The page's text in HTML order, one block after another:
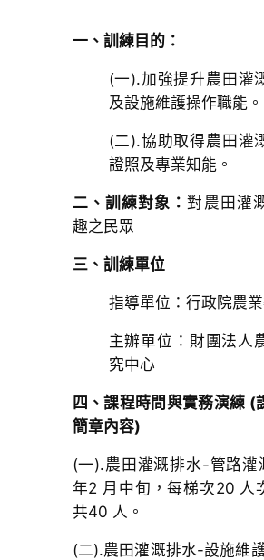
一、訓練目的：
(一).加強提升農田灌
及設施維護操作職能。
(二).協助取得農田灌
證照及專業知能。
二、訓練對象：對農田灌
趣之民眾
三、訓練單位
指導單位：行政院農
主辦單位：財團法人
究中心
四、課程時間與實務演練 (
簡章內容)
(一).農田灌溉排水-管路灌
年2 月中旬，每梯次20 人
共40 人。
(二).農田灌溉排水-設施維